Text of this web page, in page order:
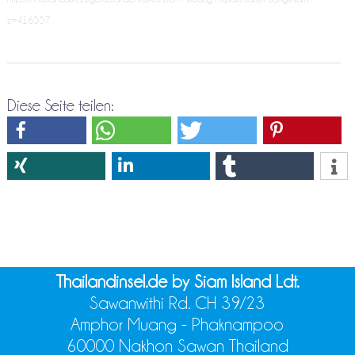
z=416557
Diese Seite teilen:
Thailandinsel.de by Siam Island Ldt.
Sawanwithi Rd. CH 39/23
Amphor Muang - Phaknampoo
60000 Nakhon Sawan Thailand